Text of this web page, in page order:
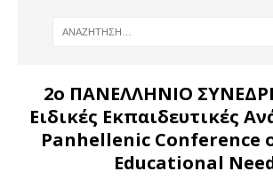
2ο ΠΑΝΕΛΛΗΝΙΟ
Ειδικές Εκπαιδευτικές
Panhellenic Conference
Educational